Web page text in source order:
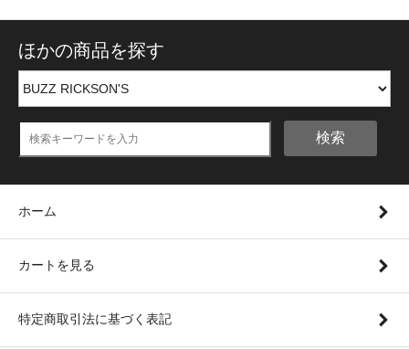
ほかの商品を探す
検索
ホーム
カートを見る
特定商取引法に基づく表記